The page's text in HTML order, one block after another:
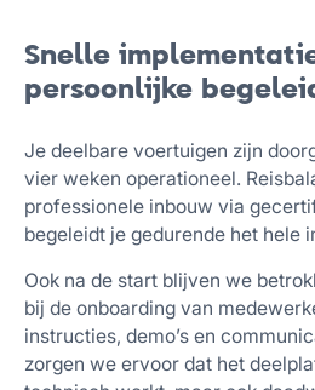
Snelle
persoonlijke
Je deelbare voertuigen zijn
vier weken operationeel.
professionele inbouw via
begeleidt je gedurende het hele
Ook na de start blijven we
bij de onboarding van
instructies, demo’s en
zorgen we ervoor dat het